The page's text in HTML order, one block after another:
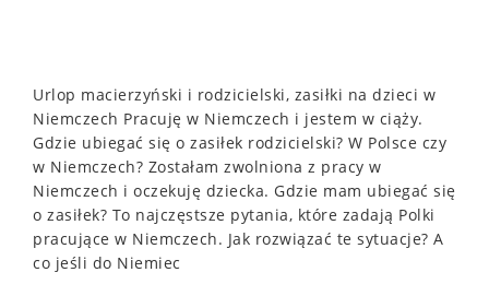
Urlop macierzyński i rodzicielski, zasiłki na dzieci w
Niemczech Pracuję w Niemczech i jestem w ciąży.
Gdzie ubiegać się o zasiłek rodzicielski? W Polsce czy
w Niemczech? Zostałam zwolniona z pracy w
Niemczech i oczekuję dziecka. Gdzie mam ubiegać się
o zasiłek? To najczęstsze pytania, które zadają Polki
pracujące w Niemczech. Jak rozwiązać te sytuacje? A
co jeśli do Niemiec